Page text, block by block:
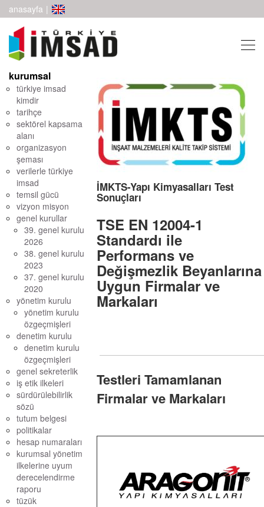
anasayfa |
kurumsal
türkiye imsad
kimdir
tarihçe
sektörel kapsama
alanı
organizasyon
şeması
verilerle türkiye
imsad
temsil gücü
vizyon misyon
genel kurullar
39. genel kurulu
2026
38. genel kurulu
2023
37. genel kurulu
2020
yönetim kurulu
yönetim kurulu
özgeçmişleri
denetim kurulu
denetim kurulu
özgeçmişleri
genel sekreterlik
iş etik ilkeleri
sürdürülebilirlik
sözü
tutum belgesi
politikalar
hesap numaraları
kurumsal yönetim
ilkelerine uyum
derecelendirme
raporu
tüzük
İMKTS-Yapı Kimyasalları Test
Sonuçları
TSE EN 12004-1
Standardı ile
Performans ve
Değişmezlik Beyanlarına
Uygun Firmalar ve
Markaları
Testleri Tamamlanan
Firmalar ve Markaları